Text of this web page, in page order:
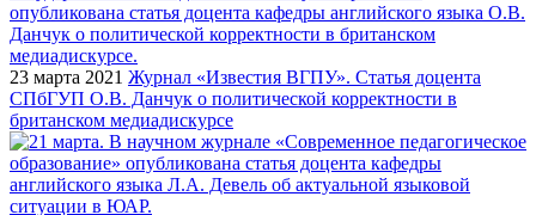
23 марта 2021 Журнал «Известия ВГПУ». Статья доцента
СПбГУП О.В. Данчук о политической корректности в
британском медиадискурсе